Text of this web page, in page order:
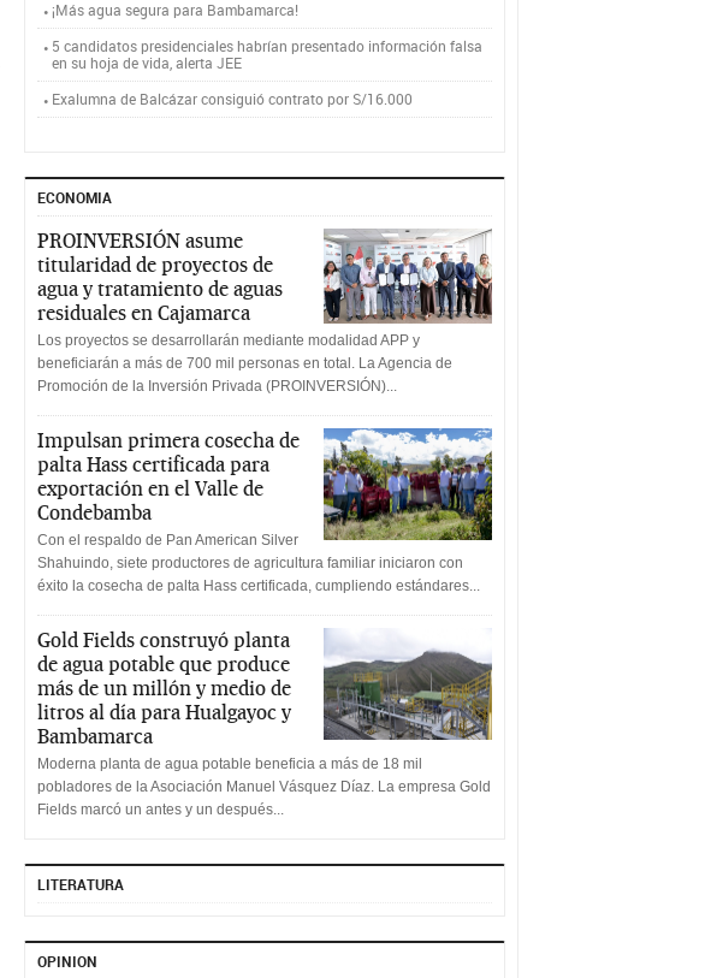
¡Más agua segura para Bambamarca!
5 candidatos presidenciales habrían presentado información falsa
en su hoja de vida, alerta JEE
Exalumna de Balcázar consiguió contrato por S/16.000
ECONOMIA
PROINVERSIÓN asume
titularidad de proyectos de
agua y tratamiento de aguas
residuales en Cajamarca
Los proyectos se desarrollarán mediante modalidad APP y
beneficiarán a más de 700 mil personas en total. La Agencia de
Promoción de la Inversión Privada (PROINVERSIÓN)...
Impulsan primera cosecha de
palta Hass certificada para
exportación en el Valle de
Condebamba
Con el respaldo de Pan American Silver
Shahuindo, siete productores de agricultura familiar iniciaron con
éxito la cosecha de palta Hass certificada, cumpliendo estándares...
Gold Fields construyó planta
de agua potable que produce
más de un millón y medio de
litros al día para Hualgayoc y
Bambamarca
Moderna planta de agua potable beneficia a más de 18 mil
pobladores de la Asociación Manuel Vásquez Díaz. La empresa Gold
Fields marcó un antes y un después...
LITERATURA
OPINION